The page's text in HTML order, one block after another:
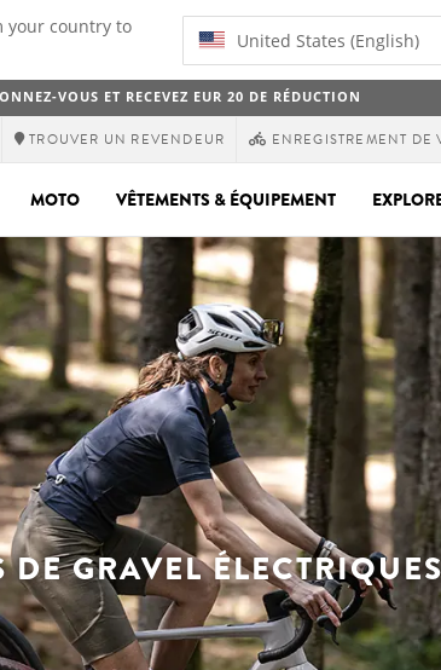
your country to
United States (English)
VOUS ET RECEVEZ EUR 20 DE RÉDUCTION
TROUVER UN REVENDEUR ENREGISTREMENT DE
MOTO VÊTEMENTS & ÉQUIPEMENT
DE GRAVEL